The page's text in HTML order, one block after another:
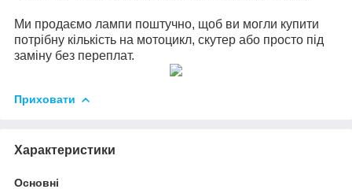
Ми продаємо лампи поштучно, щоб ви могли купити
потрібну кількість на мотоцикл, скутер або просто під
заміну без переплат.
Приховати
Характеристики
Основні